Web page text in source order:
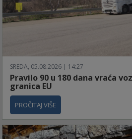
SREDA, 05.08.2026 | 14:27
Pravilo 90 u 180 dana vraća
granica EU
PROČITAJ VIŠE